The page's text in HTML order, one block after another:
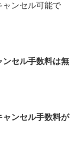
ャンセル可能で
ンセル手数料は無
ャンセル手数料が